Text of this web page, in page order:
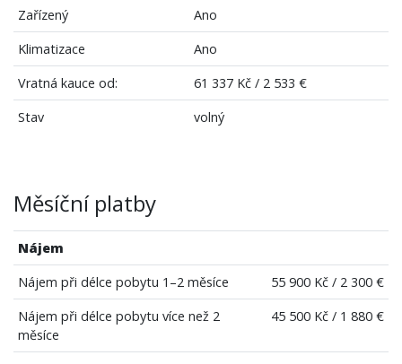
Zařízený
Ano
Klimatizace
Ano
Vratná kauce od:
61 337 Kč / 2 533 €
Stav
volný
Měsíční platby
Nájem
Nájem při délce pobytu 1–2 měsíce
55 900 Kč / 2 300 €
Nájem při délce pobytu více než 2
měsíce
45 500 Kč / 1 880 €